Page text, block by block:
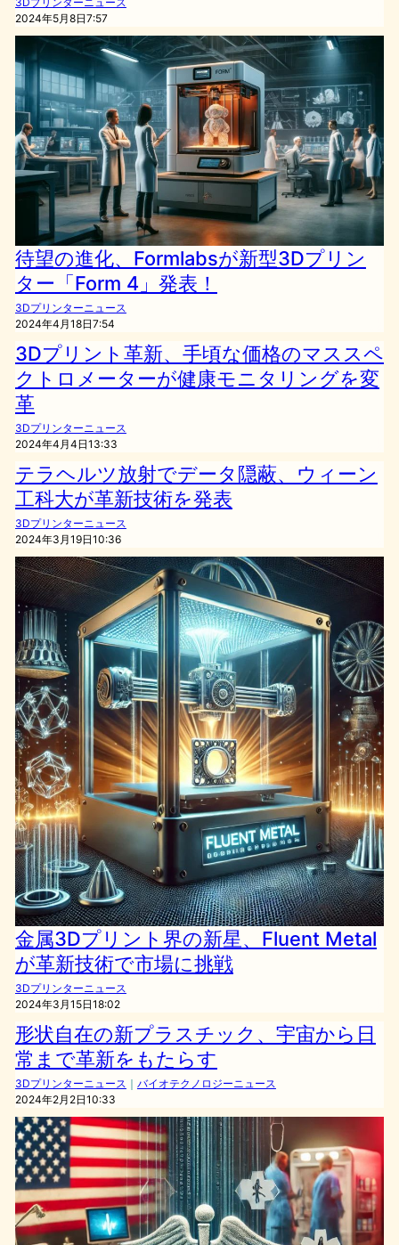
2024年5月8日7:57
待望の進化、Formlabsが新型3Dプリン
ター「Form 4」発表！
3Dプリンターニュース
2024年4月18日7:54
3Dプリント革新、手頃な価格のマススペ
クトロメーターが健康モニタリングを変
革
3Dプリンターニュース
2024年4月4日13:33
テラヘルツ放射でデータ隠蔽、ウィーン
工科大が革新技術を発表
3Dプリンターニュース
2024年3月19日10:36
金属3Dプリント界の新星、Fluent Metal
が革新技術で市場に挑戦
3Dプリンターニュース
2024年3月15日18:02
形状自在の新プラスチック、宇宙から日
常まで革新をもたらす
3Dプリンターニュース ｜ バイオテクノロジーニュース
2024年2月2日10:33